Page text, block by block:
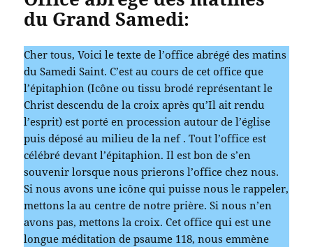
du Grand Samedi:
Cher tous, Voici le texte de l’office abrégé des matins
du Samedi Saint. C’est au cours de cet office que
l’épitaphion (Icône ou tissu brodé représentant le
Christ descendu de la croix après qu’Il ait rendu
l’esprit) est porté en procession autour de l’église
puis déposé au milieu de la nef . Tout l’office est
célébré devant l’épitaphion. Il est bon de s’en
souvenir lorsque nous prierons l’office chez nous.
Si nous avons une icône qui puisse nous le rappeler,
mettons la au centre de notre prière. Si nous n’en
avons pas, mettons la croix. Cet office qui est une
longue méditation de psaume 118, nous emmène